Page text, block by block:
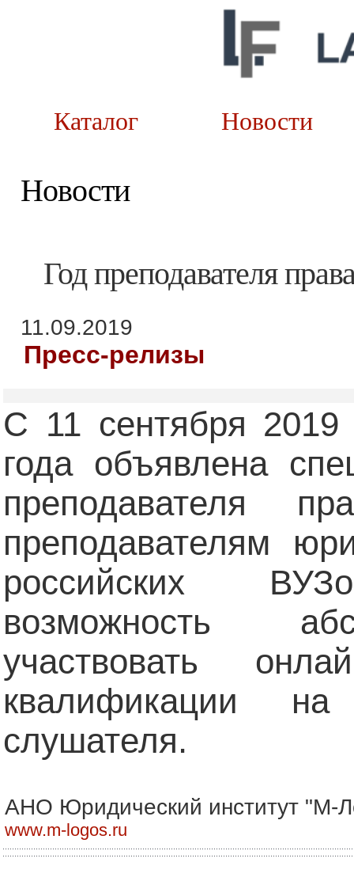
Каталог
Новости
Год преподавателя
11.09.2019
Пресс-релизы
C 11 сентября
года объявлена
преподавателя
преподавателям
российских
возможность
участвовать
квалификации
слушателя.
АНО Юридический институт "М-
www.m-logos.ru